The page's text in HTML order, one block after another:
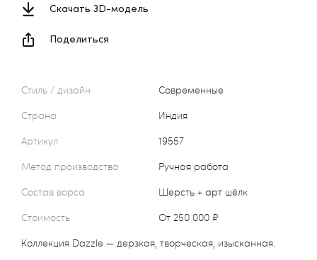
Стиль / дизайн
Современные
Страна
Индия
Артикул
19557
Метод производства
Ручная работа
Состав ворса
Шерсть + арт шёлк
Стоимость
от 250 000 ₽
Коллекция Dazzle — дерзкая, творческая, изысканная.
Скачать 3D-модель
Поделиться